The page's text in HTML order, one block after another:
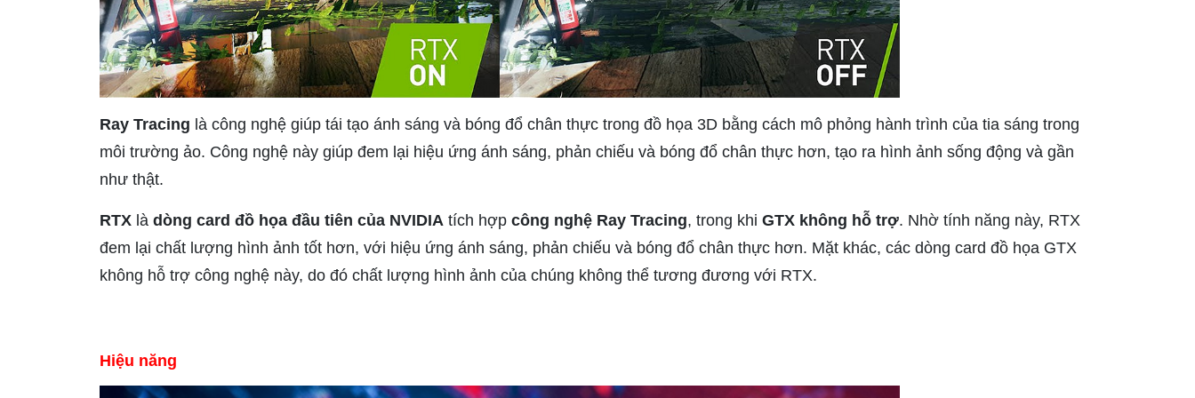
Ray Tracing là công nghệ giúp tái tạo ánh sáng và bóng đổ chân thực trong đồ họa 3D bằng cách mô phỏng hành trình của tia sáng trong
môi trường ảo. Công nghệ này giúp đem lại hiệu ứng ánh sáng, phản chiếu và bóng đổ chân thực hơn, tạo ra hình ảnh sống động và gần
như thật.
RTX là dòng card đồ họa đầu tiên của NVIDIA tích hợp công nghệ Ray Tracing, trong khi GTX không hỗ trợ. Nhờ tính năng này, RTX
đem lại chất lượng hình ảnh tốt hơn, với hiệu ứng ánh sáng, phản chiếu và bóng đổ chân thực hơn. Mặt khác, các dòng card đồ họa GTX
không hỗ trợ công nghệ này, do đó chất lượng hình ảnh của chúng không thể tương đương với RTX.
Hiệu năng